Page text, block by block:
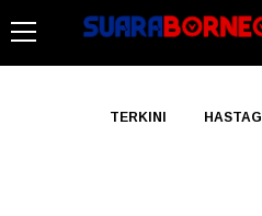
TERKINI HASTAG